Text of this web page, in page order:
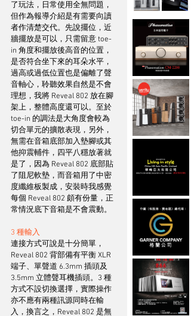
了玩法，日常使用全無問題，
但作為報導介紹是有需要向讀
者作清楚交代。先說擺位，近
牆擺放是可以，只需留意 toe-
in 角度和擺放後高音的位置，
是否符合坐下來的耳朵水平，
過高或過低位置也是偏離了聲
音軸心，聆聽效果自然是不會
理想，我將 Reveal 802 放在腳
架上，整體高度還可以。至於
toe-in 的調法是大角度會較為
切合單元的擴散表現，另外，
無需在音箱底部加入墊腳或其
他抑震輔件，四平八穩放著就
是了，因為 Reveal 802 底部貼
了阻尼軟墊，而音箱用了中密
度纖維板製成，安裝時我感覺
每個 Reveal 802 頗有份量，正
常情況底下音箱是不會震動。
3 種輸入
連接方式可說是十分簡單，
Reveal 802 背部備有平衡 XLR
端子、單聲道 6.3mm 插頭及
3.5mm 立體聲耳機插頭。3 種
方式不設切換選擇，實際操作
亦不應有兩種訊源同時在輸
入，換言之，Reveal 802 是無